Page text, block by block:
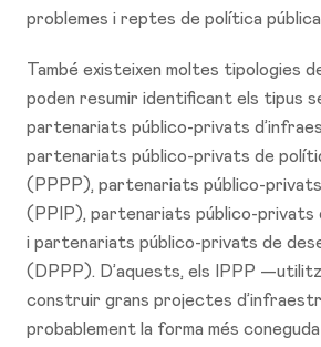
problemes i reptes de política
També existeixen moltes tipologies
poden resumir identificant els tipus
partenariats público-privats
partenariats público-privats de
(PPPP), partenariats público-privats
(PPIP), partenariats público-privats
i partenariats público-privats de
(DPPP). D’aquests, els IPPP
construir grans projectes
probablement la forma més